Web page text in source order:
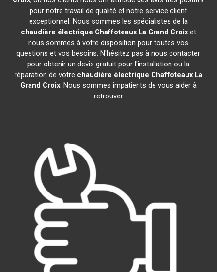
pour notre travail de qualité et notre service client
exceptionnel. Nous sommes les spécialistes de la
chaudière électrique Chaffoteaux La Grand Croixet
nous sommes à votre disposition pour toutes vos
questions et vos besoins. N'hésitez pas à nous contacter
pour obtenir un devis gratuit pour l'installation ou la
réparation de votre chaudière électrique Chaffoteaux La
Grand Croix. Nous sommes impatients de vous aider à
retrouver